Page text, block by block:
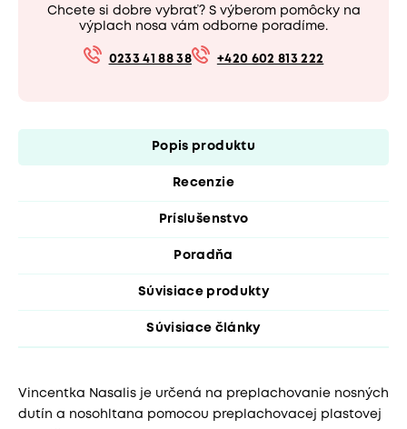
Chcete si dobre vybrať? S výberom pomôcky na
výplach nosa vám odborne poradíme.
0233 41 88 38 +420 602 813 222
Popis produktu
Recenzie
Príslušenstvo
Poradňa
Súvisiace produkty
Súvisiace články
Vincentka Nasalis je určená na preplachovanie nosných
dutín a nosohltana pomocou preplachovacej plastovej